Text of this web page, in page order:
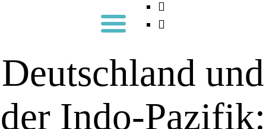
Deutschland und
der Indo-Pazifik:
KONTAKT